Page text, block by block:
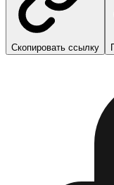
Скопировать ссылку